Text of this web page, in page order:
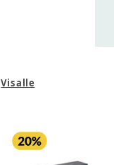
Vis alle